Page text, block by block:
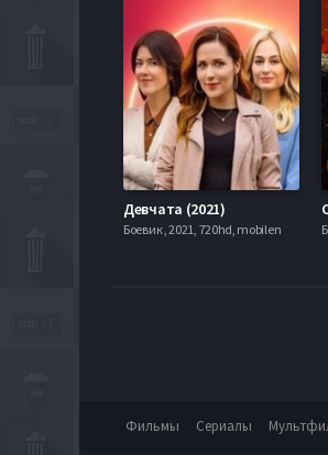
Девчата (2021)
Боевик , 2021, 720hd, mobilen
Фильмы Сериалы